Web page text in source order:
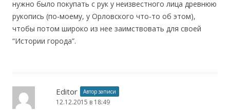
нужно было покупать с рук у неизвестного лица древнюю
рукопись (по-моему, у Орловского что-то об этом),
чтобы потом широко из нее заимствовать для своей
“Истории города”.
Editor Автор записи
12.12.2015 в 18:49